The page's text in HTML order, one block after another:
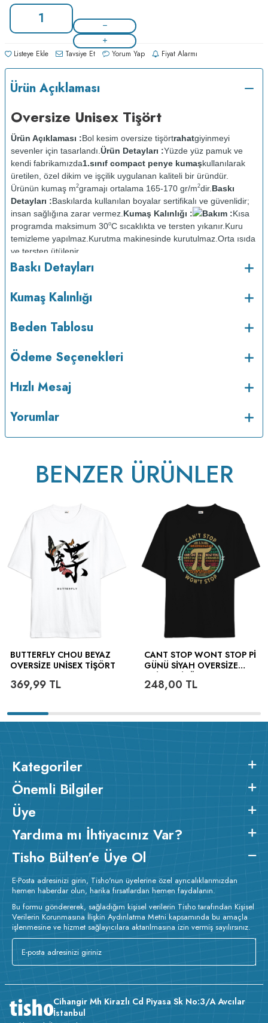
Listeye Ekle Tavsiye Et Yorum Yap Fiyat Alarmı
Ürün Açıklaması
Oversize Unisex Tişört
Ürün Açıklaması :Bol kesim oversize tişörtrahatgiyinmeyi
sevenler için tasarlandı. Ürün Detayları :Yüzde yüz pamuk ve
kendi fabrikamızda1.sınıf compact penye kumaşkullanılarak
üretilen, özel dikim ve işçilik uygulanan kaliteli bir üründür.
Ürünün kumaş m2gramajı ortalama 165-170 gr/m2dir. Baskı
Detayları :Baskılarda kullanılan boyalar sertifikalı ve güvenlidir;
insan sağlığına zarar vermez. Kumaş Kalınlığı : Bakım :Kısa
programda maksimum 30oC sıcaklıkta ve tersten yıkanır. Kuru
temizleme yapılmaz. Kurutma makinesinde kurutulmaz. Orta ısıda
ve tersten ütülenir.
v233.25
Baskı Detayları
Kumaş Kalınlığı
Beden Tablosu
Ödeme Seçenekleri
Hızlı Mesaj
Yorumlar
BENZER ÜRÜNLER
BUTTERFLY CHOU BEYAZ
OVERSIZE UNISEX TIŞÖRT
369,99 TL
CANT STOP WONT STOP PI
GÜNÜ SIYAH OVERSIZE
248,00 TL
Kategoriler
Önemli Bilgiler
Üye
Yardıma mı İhtiyacınız Var?
Tisho Bülten'e Üye Ol
E-Posta adresinizi girin, Tisho'nun üyelerine özel ayrıcalıklarımızdan
hemen haberdar olun, harika fırsatlardan hemen faydalanın.
Bu formu göndererek, sağladığım kişisel verilerin Tisho tarafından Kişisel
Verilerin Korunmasına İlişkin Aydınlatma Metni kapsamında bu amaçla
işlenmesine ve hizmet sağlayıcılara aktarılmasına izin vermiş sayılırsınız.
Cihangir Mh Kirazlı Cd Piyasa Sk No:3/A Avcılar
İstanbul